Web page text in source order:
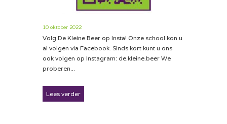
10 oktober 2022
Volg De Kleine Beer op Insta! Onze school kon u
al volgen via Facebook. Sinds kort kunt u ons
ook volgen op Instagram: de.kleine.beer We
proberen...
Lees verder